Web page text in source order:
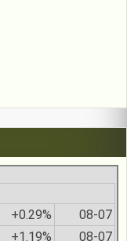
+0.29% 08-07
+1.19% 08-07